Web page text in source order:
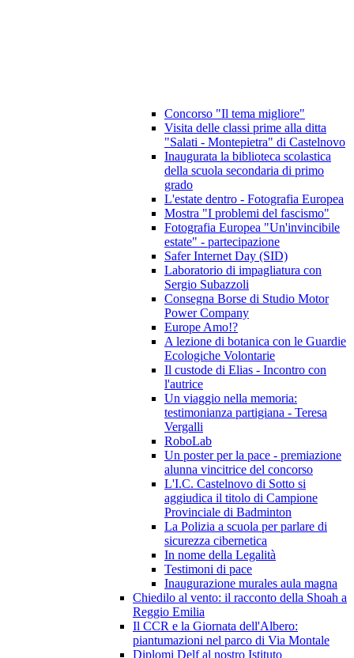
Concorso "Il tema migliore"
Visita delle classi prime alla ditta
"Salati - Montepietra" di Castelnovo
Inaugurata la biblioteca scolastica
della scuola secondaria di primo
grado
L'estate dentro - Fotografia Europea
Mostra "I problemi del fascismo"
Fotografia Europea "Un'invincibile
estate" - partecipazione
Safer Internet Day (SID)
Laboratorio di impagliatura con
Sergio Subazzoli
Consegna Borse di Studio Motor
Power Company
Europe Amo!?
A lezione di botanica con le Guardie
Ecologiche Volontarie
Il custode di Elias - Incontro con
l'autrice
Un viaggio nella memoria:
testimonianza partigiana - Teresa
Vergalli
RoboLab
Un poster per la pace - premiazione
alunna vincitrice del concorso
L'I.C. Castelnovo di Sotto si
aggiudica il titolo di Campione
Provinciale di Badminton
La Polizia a scuola per parlare di
sicurezza cibernetica
In nome della Legalità
Testimoni di pace
Inaugurazione murales aula magna
Chiedilo al vento: il racconto della Shoah a
Reggio Emilia
Il CCR e la Giornata dell'Albero:
piantumazioni nel parco di Via Montale
Diplomi Delf al nostro Istituto